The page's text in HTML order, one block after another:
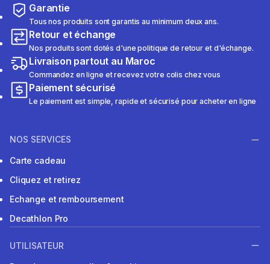
Garantie
Tous nos produits sont garantis au minimum deux ans.
Retour et échange
Nos produits sont dotés d'une politique de retour et d'échange.
Livraison partout au Maroc
Commandez en ligne et recevez votre colis chez vous
Paiement sécurisé
Le paiement est simple, rapide et sécurisé pour acheter en ligne
NOS SERVICES
Carte cadeau
Cliquez et retirez
Echange et remboursement
Decathlon Pro
UTILISATEUR